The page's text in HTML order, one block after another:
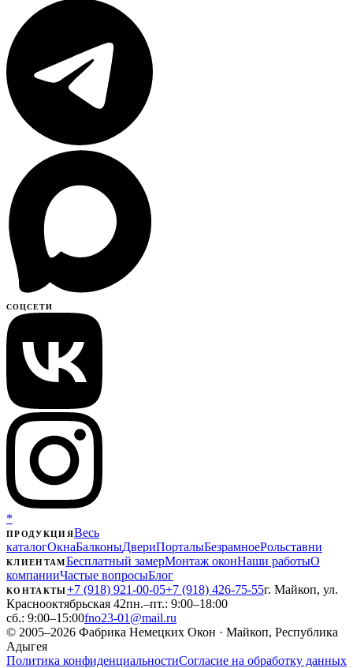
СОЦСЕТИ
*
ПРОДУКЦИЯВесь
каталогОкнаБалконыДвериПорталыБезрамноеРольставни
КЛИЕНТАМБесплатный замерМонтаж оконНаши работыО
компанииЧастые вопросыБлог
КОНТАКТЫ+7 (918) 921-00-05+7 (918) 426-75-55г. Майкоп, ул.
Краснооктябрьская 42пн.–пт.: 9:00–18:00
сб.: 9:00–15:00fno23-01@mail.ru
© 2005–2026 Фабрика Немецких Окон · Майкоп, Республика
Адыгея
Политика конфиденциальностиСогласие на обработку данных